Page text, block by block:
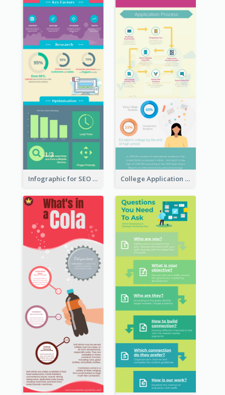
Infographic for SEO Marketing College Application Roadmap Infographic